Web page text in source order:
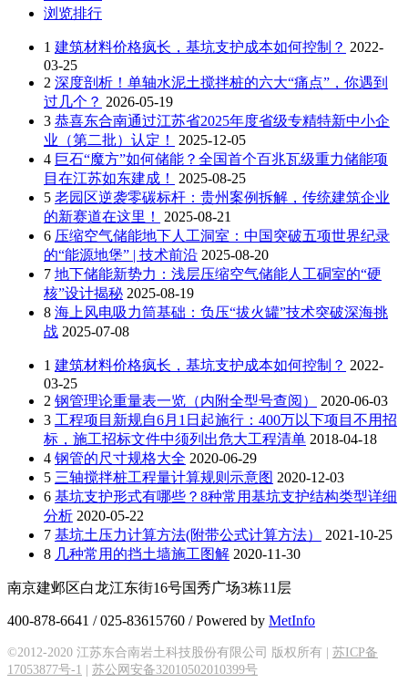
浏览排行
1 建筑材料价格疯长，基坑支护成本如何控制？ 2022-
03-25
2 深度剖析！单轴水泥土搅拌桩的六大“痛点”，你遇到
过几个？ 2026-05-19
3 恭喜东合南通过江苏省2025年度省级专精特新中小企
业（第二批）认定！
2025-12-05
4 巨石“魔方”如何储能？全国首个百兆瓦级重力储能项
目在江苏如东建成！
2025-08-25
5 老园区逆袭零碳标杆：贵州案例拆解，传统建筑企业
的新赛道在这里！
2025-08-21
6 压缩空气储能地下人工洞室：中国突破五项世界纪录
的“能源地堡” | 技术前沿 2025-08-20
7 地下储能新势力：浅层压缩空气储能人工硐室的“硬
核”设计揭秘 2025-08-19
8 海上风电吸力筒基础：负压“拔火罐”技术突破深海挑
战 2025-07-08
1 建筑材料价格疯长，基坑支护成本如何控制？ 2022-
03-25
2 钢管理论重量表一览（内附全型号查阅）
2020-06-03
3 工程项目新规自6月1日起施行：400万以下项目不用招
标，施工招标文件中须列出危大工程清单 2018-04-18
4 钢管的尺寸规格大全 2020-06-29
5 三轴搅拌桩工程量计算规则示意图 2020-12-03
6 基坑支护形式有哪些？8种常用基坑支护结构类型详细
分析 2020-05-22
7 基坑土压力计算方法(附带公式计算方法）
2021-10-25
8 几种常用的挡土墙施工图解 2020-11-30
南京建邺区白龙江东街16号国秀广场3栋11层
400-878-6641 / 025-83615760 / Powered by MetInfo
©2012-2020 江苏东合南岩土科技股份有限公司 版权所有 | 苏ICP备
17053877号-1
苏公网安备32010502010399号